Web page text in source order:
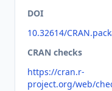
DOI
10.32614/
CRAN checks
https://cran.r-
project.org/web/